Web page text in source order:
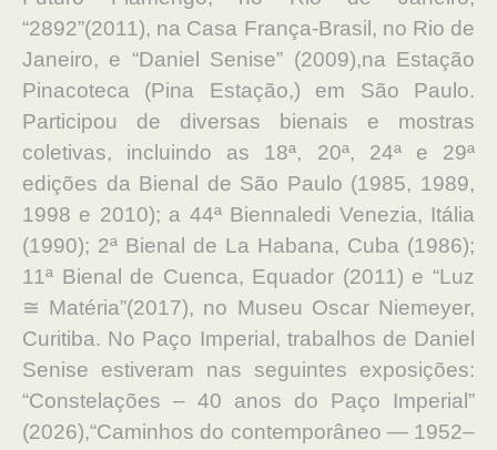
“2892”(2011), na Casa França-Brasil, no Rio de
Janeiro, e “Daniel Senise” (2009),na Estação
Pinacoteca (Pina Estação,) em São Paulo.
Participou de diversas bienais e mostras
coletivas, incluindo as 18ª, 20ª, 24ª e 29ª
edições da Bienal de São Paulo (1985, 1989,
1998 e 2010); a 44ª Biennaledi Venezia, Itália
(1990); 2ª Bienal de La Habana, Cuba (1986);
11ª Bienal de Cuenca, Equador (2011) e “Luz
≅ Matéria”(2017), no Museu Oscar Niemeyer,
Curitiba. No Paço Imperial, trabalhos de Daniel
Senise estiveram nas seguintes exposições:
“Constelações – 40 anos do Paço Imperial”
(2026),“Caminhos do contemporâneo — 1952–